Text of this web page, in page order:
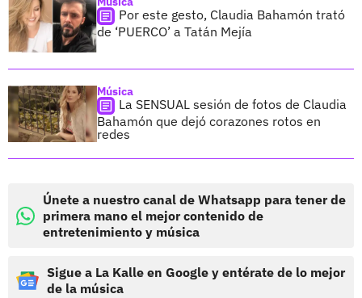
Por este gesto, Claudia Bahamón trató
de ‘PUERCO’ a Tatán Mejía
Música
La SENSUAL sesión de fotos de Claudia
Bahamón que dejó corazones rotos en
redes
Únete a nuestro canal de Whatsapp para tener de
primera mano el mejor contenido de
entretenimiento y música
Sigue a La Kalle en Google y entérate de lo mejor
de la música